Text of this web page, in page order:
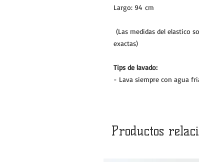
Largo: 94 cm
(Las medidas del elastico
exactas)
Tips de lavado:
- Lava siempre con agua
Productos